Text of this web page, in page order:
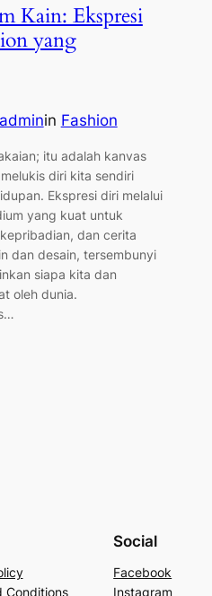
Kain: Ekspresi
yang
adminin Fashion
itu adalah kanvas
diri kita sendiri
Ekspresi diri melalui
yang kuat untuk
dan cerita
dan desain, tersembunyi
siapa kita dan
oleh dunia.
Conditions
Social
Facebook
Instagram